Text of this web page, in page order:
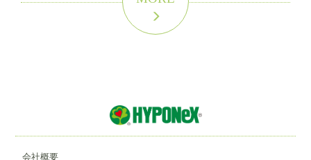
会社概要